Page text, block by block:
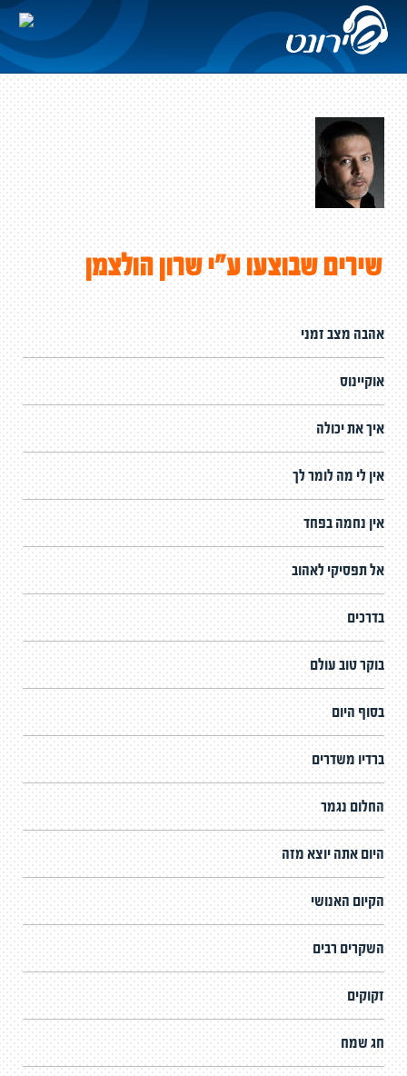
שירים שבוצעו ע"י שרון הולצמן
אהבה מצב זמני
אוקיינוס
איך את יכולה
אין לי מה לומר לך
אין נחמה בפחד
אל תפסיקי לאהוב
בדרכים
בוקר טוב עולם
בסוף היום
ברדיו משדרים
החלום נגמר
היום אתה יוצא מזה
הקיום האנושי
השקרים רבים
זקוקים
חג שמח